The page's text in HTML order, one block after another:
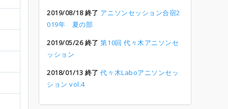
2019/08/18 終了 アニソンセッション合宿2
019年 夏の部
2019/05/26 終了 第10回 代々木アニソンセ
ッション
2018/01/13 終了 代々木Laboアニソンセッ
ション vol.4